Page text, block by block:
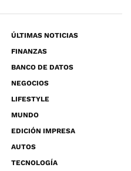
ÚLTIMAS NOTICIAS
FINANZAS
BANCO DE DATOS
NEGOCIOS
LIFESTYLE
MUNDO
EDICIÓN IMPRESA
AUTOS
TECNOLOGÍA